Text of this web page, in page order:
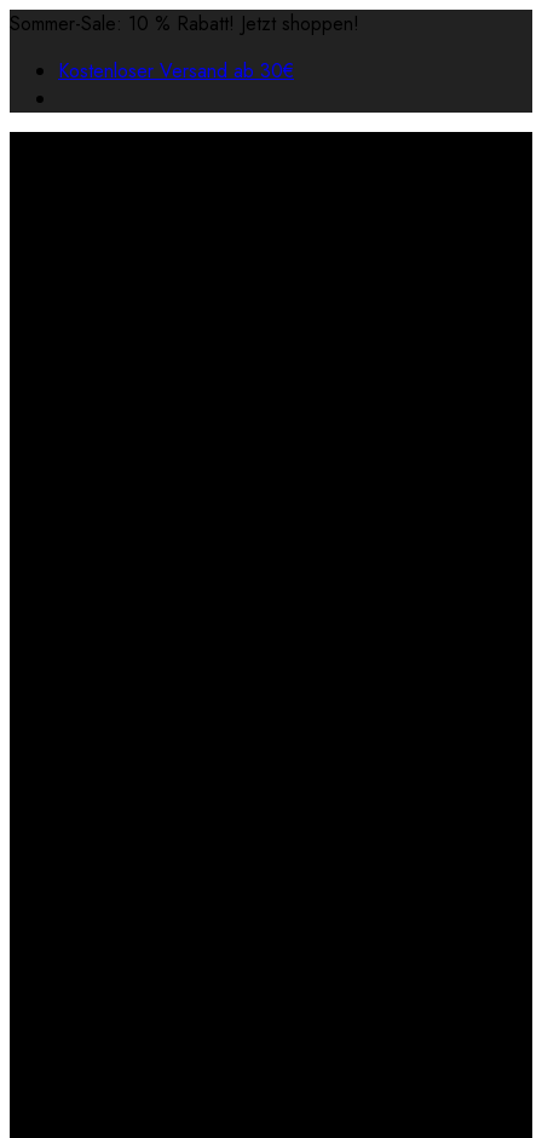
Sommer-Sale: 10 % Rabatt! Jetzt shoppen!
Kostenloser Versand ab 30€